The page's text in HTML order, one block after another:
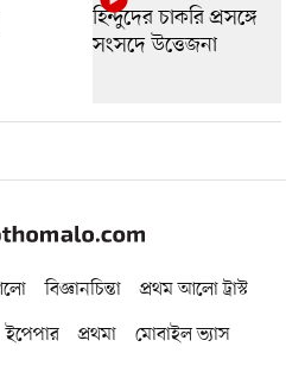
বিজ্ঞানচিন্তা
প্রথম আলো ট্রাস্ট
ইপেপার প্রথমা মোবাইল ভ্যাস